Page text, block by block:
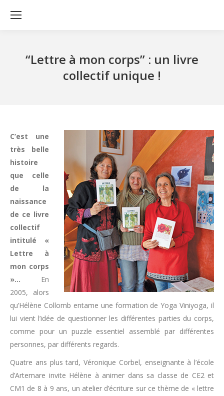
“Lettre à mon corps” : un livre
collectif unique !
C’est une
très belle
histoire
que celle
de la
naissance
de ce livre
collectif
intitulé «
Lettre à
mon corps
»… En
2005, alors
qu’Hélène Collomb entame une formation de Yoga Viniyoga, il
lui vient l’idée de questionner les différentes parties du corps,
comme pour un puzzle essentiel assemblé par différentes
personnes, par différents regards.
Quatre ans plus tard, Véronique Corbel, enseignante à l’école
d’Artemare invite Hélène à animer dans sa classe de CE2 et
CM1 de 8 à 9 ans, un atelier d’écriture sur ce thème de « lettre